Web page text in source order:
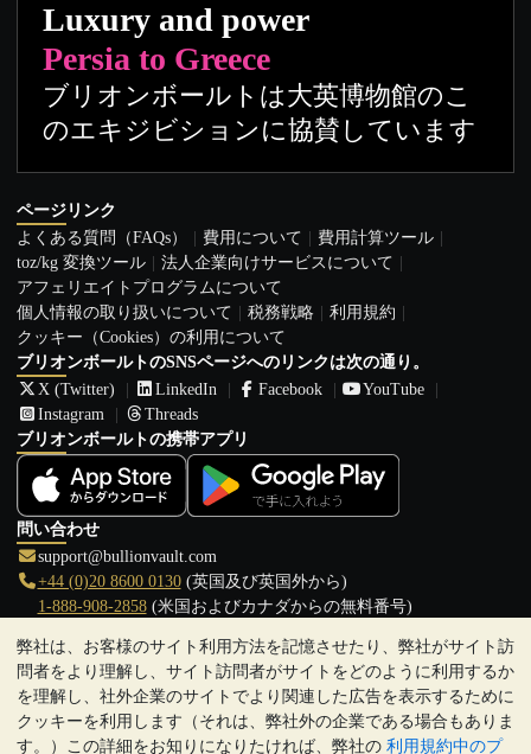
弊社は、お客様のサイト利用方法を記憶させたり、弊社がサイト訪
問者をより理解し、サイト訪問者がサイトをどのように利用するか
を理解し、社外企業のサイトでより関連した広告を表示するために
クッキーを利用します（それは、弊社外の企業である場合もありま
す。）この詳細をお知りになりたければ、弊社の 利用規約中のプ
Luxury and power
Persia to Greece
ブリオンボールトは大英博物館のこ
のエキジビションに協賛しています
ページリンク
よくある質問（FAQs）
費用について
費用計算ツール
toz/kg 変換ツール
法人企業向けサービスについて
アフェリエイトプログラムについて
個人情報の取り扱いについて
税務戦略
利用規約
クッキー（Cookies）の利用について
ブリオンボールトのSNSページへのリンクは次の通り。
X (Twitter)
LinkedIn Facebook
YouTube
Instagram
Threads
ブリオンボールトの携帯アプリ
問い合わせ
support@bullionvault.com
+44 (0)20 8600 0130(英国及び英国外から)
1-888-908-2858(米国およびカナダからの無料番号)
クリックして通話を開始
営業時間:
9:00～20:30 (英国), 月曜日から金曜日
17:00～2:30（日本時間）, 月曜日から金曜日